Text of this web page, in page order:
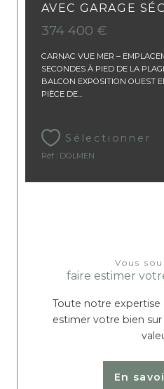
AVEC GARAGE
374 400 €
CARNAC VUE MER –
SECONDES À PIED DE LA
BALCON EXPOSITION OUEST
PIÈCE DE...
Sélectionner
Réf : DOLMEN
Vous
faire estimer
Toute notre expertise
estimer votre bien sur
En